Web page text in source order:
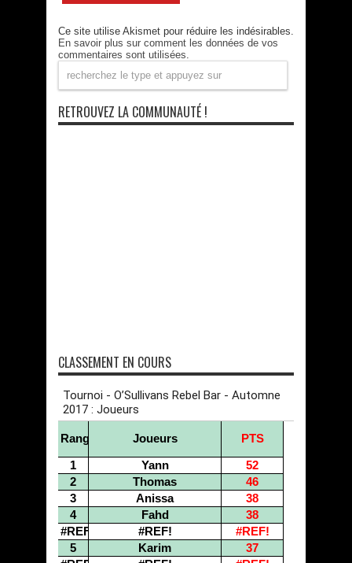
Ce site utilise Akismet pour réduire les indésirables.
En savoir plus sur comment les données de vos
commentaires sont utilisées
RETROUVEZ LA COMMUNAUTÉ !
CLASSEMENT EN COURS